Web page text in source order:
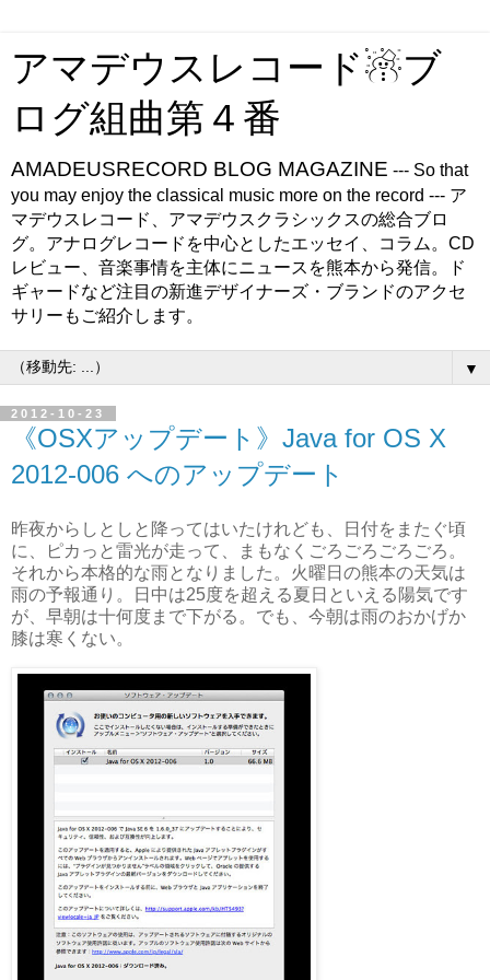
アマデウスレコード☃ブ
ログ組曲第４番
AMADEUSRECORD BLOG MAGAZINE --- So that
you may enjoy the classical music more on the record --- ア
マデウスレコード、アマデウスクラシックスの総合ブロ
グ。アナログレコードを中心としたエッセイ、コラム。CD
レビュー、音楽事情を主体にニュースを熊本から発信。ド
ギャードなど注目の新進デザイナーズ・ブランドのアクセ
サリーもご紹介します。
▼
2012-10-23
《OSXアップデート》Java for OS X
2012-006 へのアップデート
昨夜からしとしと降ってはいたけれども、日付をまたぐ頃
に、ピカっと雷光が走って、まもなくごろごろごろごろ。
それから本格的な雨となりました。火曜日の熊本の天気は
雨の予報通り。日中は25度を超える夏日といえる陽気です
が、早朝は十何度まで下がる。でも、今朝は雨のおかげか
膝は寒くない。